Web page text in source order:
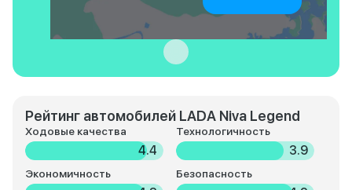
Рейтинг автомобилей LADA Niva Legend
Ходовые качества
4.4
Технологичность
3.9
Экономичность Безопасность